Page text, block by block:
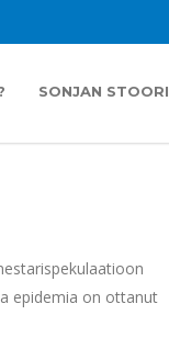
SONJAN STOORI
epidemia on ottanut